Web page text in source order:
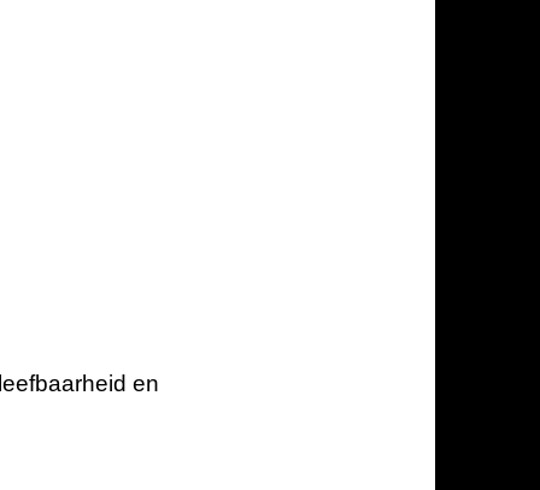
en